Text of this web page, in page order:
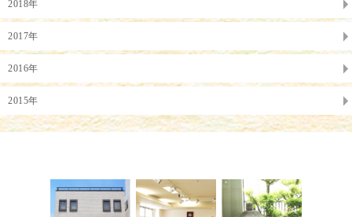
2018年
2017年
2016年
2015年